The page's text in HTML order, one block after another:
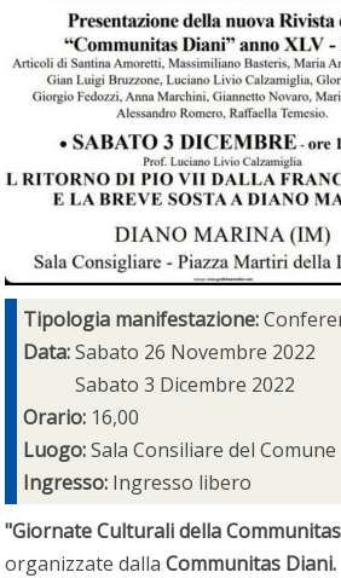
Tipologia manifestazione:
Data:Sabato 26 Novembre 2022
Sabato 3 Dicembre 2022
Orario: 16,00
Luogo:Sala Consiliare del Comune
Ingresso: Ingresso libero
"Giornate Culturali della
organizzate dallaCommunitas Diani.